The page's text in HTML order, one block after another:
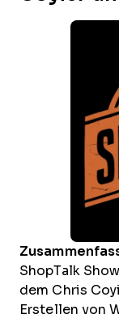
ShopTalk
dem Chris
Erstellen von